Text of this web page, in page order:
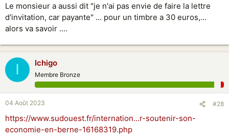
Le monsieur a aussi dit "je n'ai pas envie de faire la lettre
d'invitation, car payante" ... pour un timbre a 30 euros,...
alors va savoir ....
I Ichigo
Membre Bronze
04 Août 2023 #28
https://www.sudouest.fr/internation...r-soutenir-son-
economie-en-berne-16168319.php